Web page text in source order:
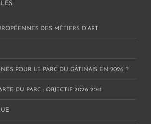
DES MÉTIERS D’ART
POUR LE PARC DU GÂTINAIS EN 2026 ?
DU PARC : OBJECTIF 2026-2041